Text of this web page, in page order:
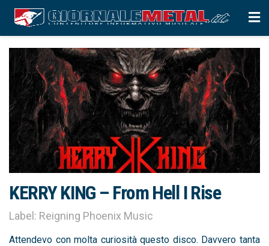
KERRY KING – From Hell I Rise
Label: Reigning Phoenix Music
Attendevo con molta curiosità questo disco. Davvero tanta